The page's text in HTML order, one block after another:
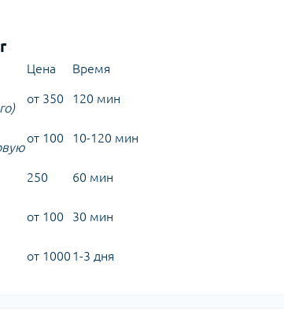
Цена
Время
от 350 120 мин
от 100 10-120 мин
250 60 мин
от 100 30 мин
от 1000 1-3 дня